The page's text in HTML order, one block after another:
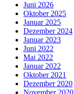
Juni 2026
Oktober 2025
Januar 2025
Dezember 2024
Januar 2023
Juni 2022
Mai 2022
Januar 2022
Oktober 2021
Dezember 2020